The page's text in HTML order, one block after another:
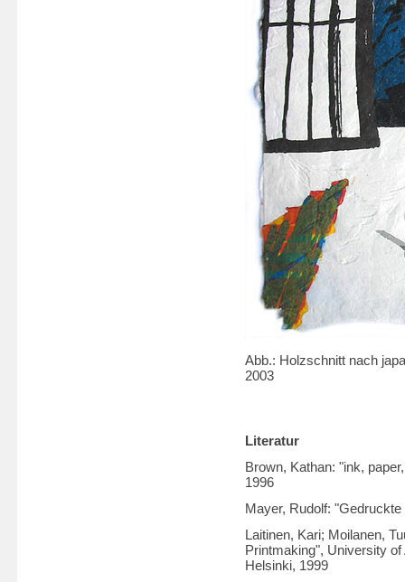
Abb.: Holzschnitt nach
2003
Literatur
Brown, Kathan: "ink,
1996
Mayer, Rudolf:
Laitinen, Kari; Moilanen,
Printmaking", University
Helsinki, 1999